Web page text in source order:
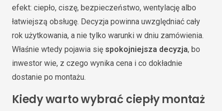
efekt: ciepło, ciszę, bezpieczeństwo, wentylację albo
łatwiejszą obsługę. Decyzja powinna uwzględniać cały
rok użytkowania, a nie tylko warunki w dniu zamówienia.
Właśnie wtedy pojawia się spokojniejsza decyzja, bo
inwestor wie, z czego wynika cena i co dokładnie
dostanie po montażu.
Kiedy warto wybrać ciepły montaż